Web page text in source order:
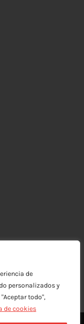
de
personalizados y
todo",
de cookies